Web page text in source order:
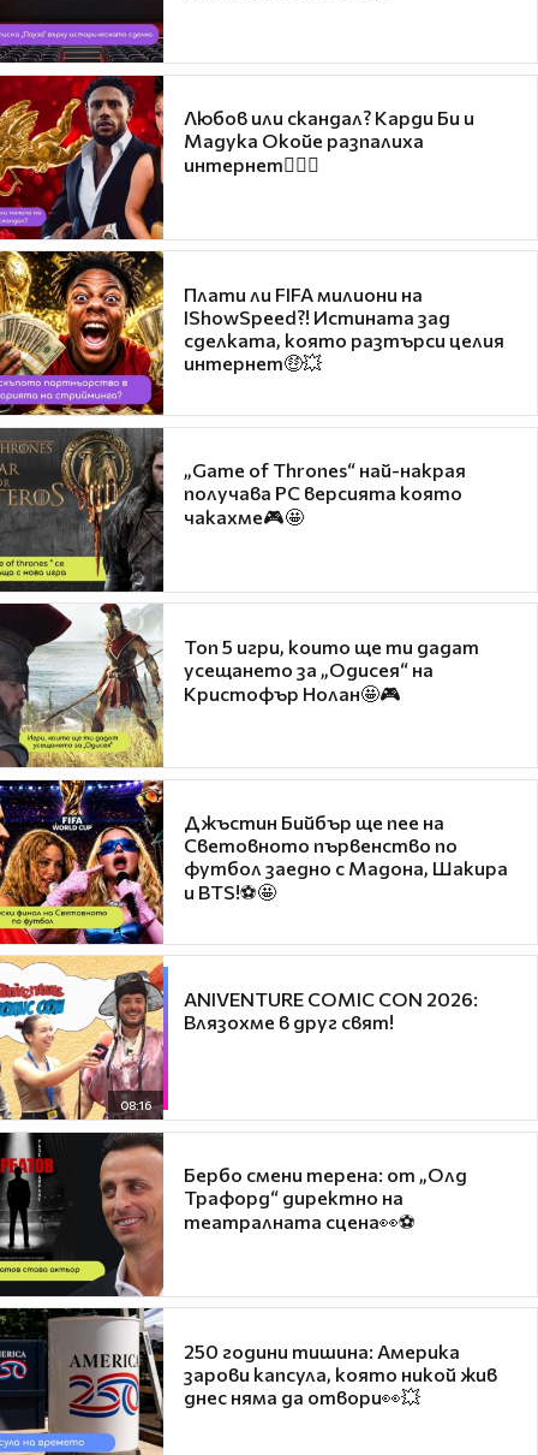
Любов или скандал? Карди Би и
Мадука Окойе разпалиха
интернет❤️‍🔥🔥
Плати ли FIFA милиони на
IShowSpeed?! Истината зад
сделката, която разтърси целия
интернет🤑💥
„Game of Thrones“ най-накрая
получава PC версията която
чакахме🎮🤩
Топ 5 игри, които ще ти дадат
усещането за „Одисея“ на
Кристофър Нолан🤩🎮
Джъстин Бийбър ще пее на
Световното първенство по
футбол заедно с Мадона, Шакира
и BTS!⚽🤩
08:16
ANIVENTURE COMIC CON 2026:
Влязохме в друг свят!
Бербо смени терена: от „Олд
Трафорд“ директно на
театралната сцена👀⚽
250 години тишина: Америка
зарови капсула, която никой жив
днес няма да отвори👀💥